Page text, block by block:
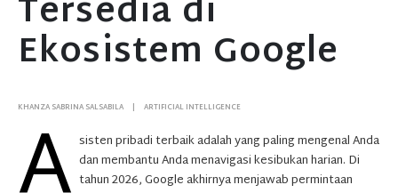
Tersedia di
Ekosistem Google
KHANZA SABRINA SALSABILA ARTIFICIAL INTELLIGENCE
sisten pribadi terbaik adalah yang paling mengenal Anda
dan membantu Anda menavigasi kesibukan harian. Di
tahun 2026, Google akhirnya menjawab permintaan